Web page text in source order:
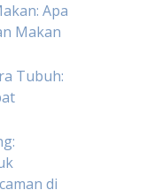
Apa
Makan
Tubuh:
di